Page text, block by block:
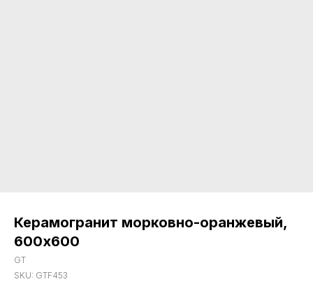
Керамогранит морковно-оранжевый,
600х600
GT
SKU: GTF453